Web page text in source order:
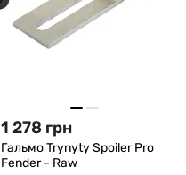
1 278 грн
Гальмо Trynyty Spoiler Pro
Fender - Raw